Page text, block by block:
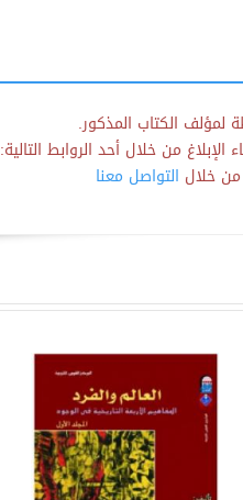
لمؤلف الكتاب المذكور.
من خلال أحد الروابط التالية:
خلال التواصل معنا